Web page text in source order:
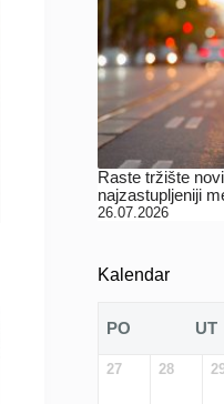
Raste tržište
najzastupljeniji
26.07.2026
Kalendar
PO UT
27 28